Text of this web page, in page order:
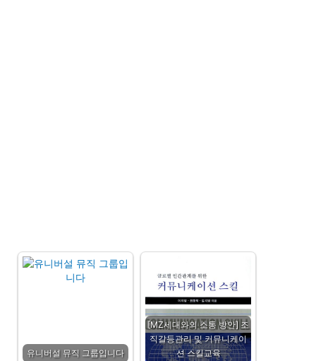
유니버설 뮤직 그룹입니다
[MZ세대와의 소통 방안] 조
직갈등관리 및 커뮤니케이
션 스킬교육